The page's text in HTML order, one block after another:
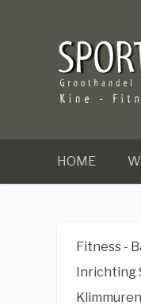
HOME
Fitness -
Inrichting
Klimmuren